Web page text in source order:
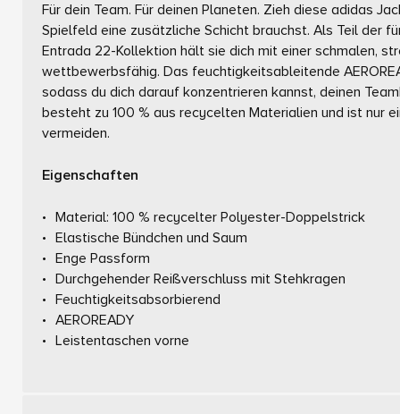
Für dein Team. Für deinen Planeten. Zieh diese adidas
Spielfeld eine zusätzliche Schicht brauchst. Als Teil der
Entrada 22-Kollektion hält sie dich mit einer schmalen,
wettbewerbsfähig. Das feuchtigkeitsableitende
sodass du dich darauf konzentrieren kannst, deinen
besteht zu 100 % aus recycelten Materialien und ist nur
vermeiden.
Eigenschaften
Material: 100 % recycelter Polyester-Doppelstrick
Elastische Bündchen und Saum
Enge Passform
Durchgehender Reißverschluss mit Stehkragen
Feuchtigkeitsabsorbierend
AEROREADY
Leistentaschen vorne